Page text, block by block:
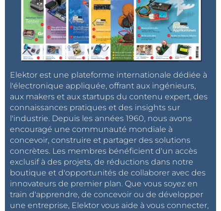
Elektor est une plateforme internationale dédiée à
l'électronique appliquée, offrant aux ingénieurs,
aux makers et aux startups du contenu expert, des
connaissances pratiques et des insights sur
l'industrie. Depuis les années 1960, nous avons
encouragé une communauté mondiale à
concevoir, construire et partager des solutions
concrètes. Les membres bénéficient d'un accès
exclusif à des projets, de réductions dans notre
boutique et d'opportunités de collaborer avec des
innovateurs de premier plan. Que vous soyez en
train d'apprendre, de concevoir ou de développer
une entreprise, Elektor vous aide à vous connecter,